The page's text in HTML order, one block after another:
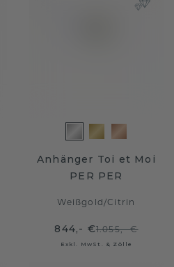
Anhänger Toi et Moi
PER PER
Weißgold/Citrin
844,- €1.055,- €
Exkl. MwSt. & Zölle